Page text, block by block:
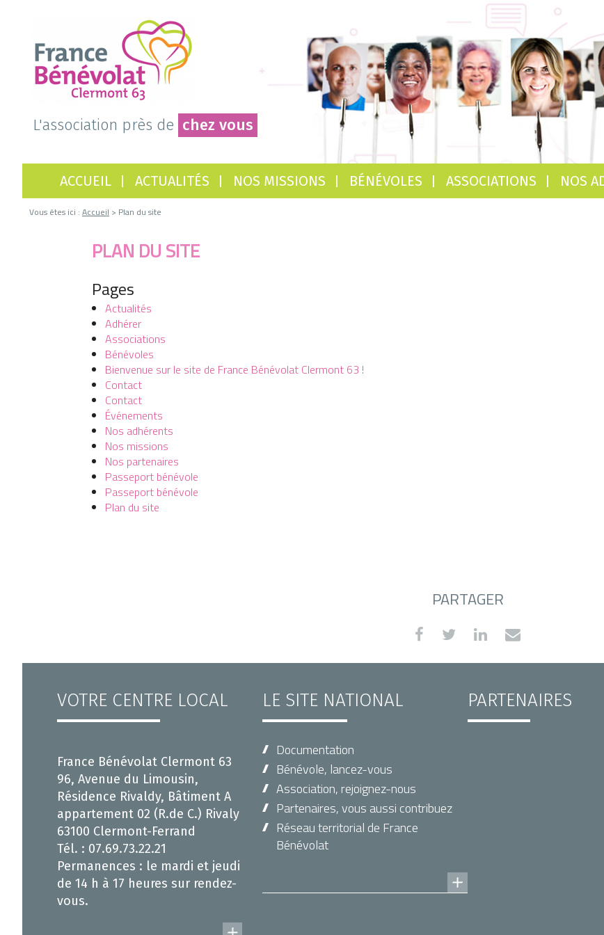
L'association près de chez vous
ACCUEIL ACTUALITÉS NOS MISSIONS BÉNÉVOLES ASSOCIATIONS NOS
Vous êtes ici : Accueil > Plan du site
PLAN DU SITE
Pages
Actualités
Adhérer
Associations
Bénévoles
Bienvenue sur le site de France Bénévolat Clermont 63 !
Contact
Contact
Événements
Nos adhérents
Nos missions
Nos partenaires
Passeport bénévole
Passeport bénévole
Plan du site
PARTAGER
VOTRE CENTRE LOCAL
France Bénévolat Clermont 63
96, Avenue du Limousin,
Résidence Rivaldy, Bâtiment A
appartement 02 (R.de C.) Rivaly
63100 Clermont-Ferrand
Tél. : 07.69.73.22.21
Permanences : le mardi et jeudi
de 14 h à 17 heures sur rendez-
vous.
LE SITE NATIONAL
Documentation
Bénévole, lancez-vous
Association, rejoignez-nous
Partenaires, vous aussi contribuez
Réseau territorial de France
Bénévolat
PARTENAIRES